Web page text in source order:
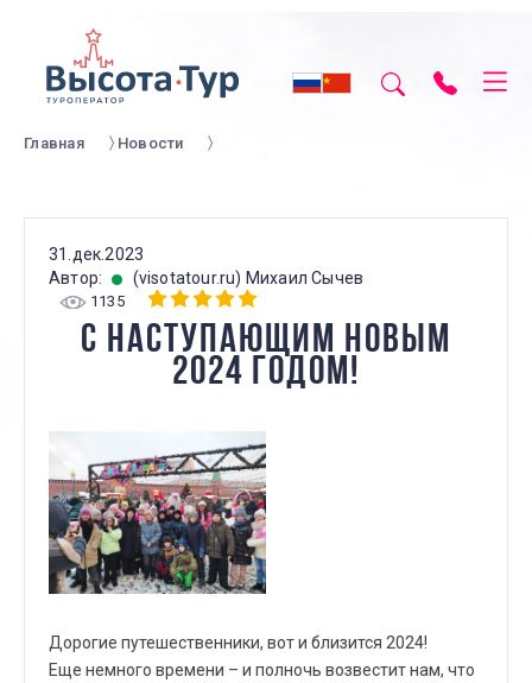
Главная Новости
31.дек.2023
Автор:
(visotatour.ru) Михаил Сычев
1135
С НАСТУПАЮЩИМ НОВЫМ
2024 ГОДОМ!
Дорогие путешественники, вот и близится 2024!
Еще немного времени – и полночь возвестит нам, что